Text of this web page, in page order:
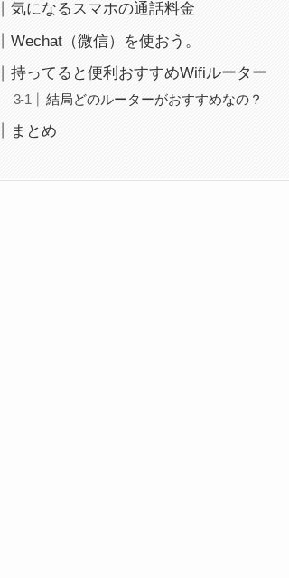
気になるスマホの通話料金
Wechat（微信）を使おう。
持ってると便利おすすめWifiルーター
結局どのルーターがおすすめなの？
まとめ